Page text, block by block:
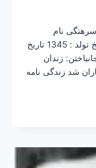
نام
مستعار:ندارد محل تولد :؟ تاریخ تولد : 1345 تاریخ
جانباختن: زندان
تیرباران شد زندگی نامه